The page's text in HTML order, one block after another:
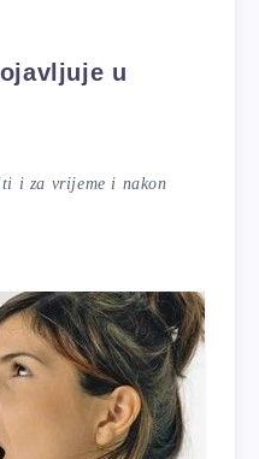
u
i za vrijeme i nakon